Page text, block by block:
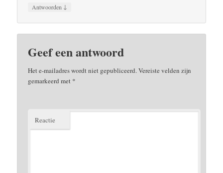
Antwoorden ↓
Geef een antwoord
Het e-mailadres wordt niet gepubliceerd.Vereiste velden zijn
gemarkeerd met *
Reactie